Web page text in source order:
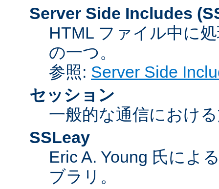
Server Side Includes
HTML ファイル中に
の一つ。
参照: Server Side
セッション
一般的な通信におけ
SSLeay
Eric A. Young 氏によ
ブラリ。